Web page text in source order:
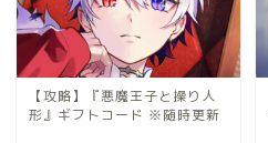
【攻略】『悪魔王子と操り人
形』ギフトコード ※随時更新